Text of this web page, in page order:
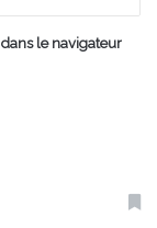
le navigateur